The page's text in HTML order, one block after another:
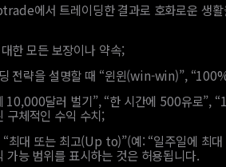
에서 트레이딩한 결과로 호화로운 생활
한 모든 보장이나 약속;
전략을 설명할 때 “윈윈(win-win)”,
10,000달러 벌기”, “한 시간에 500유로”,
구체적인 수익 수치;
최대 또는 최고(Up to)”(예: “일주일에 최
가능 범위를 표시하는 것은 허용됩니다.